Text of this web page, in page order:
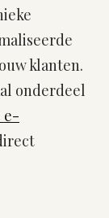
klanten.
onderdeel
e-